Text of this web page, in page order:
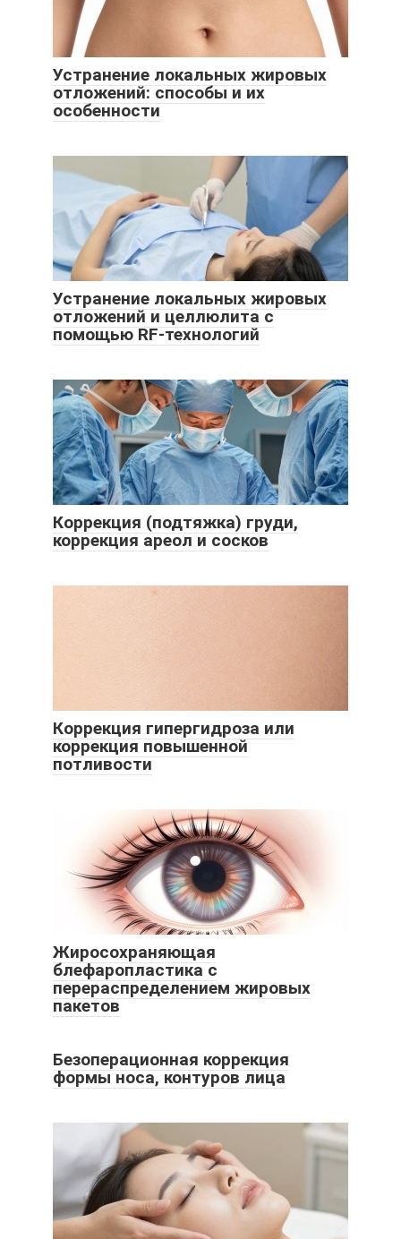
Устранение локальных жировых
отложений: способы и их
особенности
Устранение локальных жировых
отложений и целлюлита с
помощью RF-технологий
Коррекция (подтяжка) груди,
коррекция ареол и сосков
Коррекция гипергидроза или
коррекция повышенной
потливости
Жиросохраняющая
блефаропластика с
перераспределением жировых
пакетов
Безоперационная коррекция
формы носа, контуров лица